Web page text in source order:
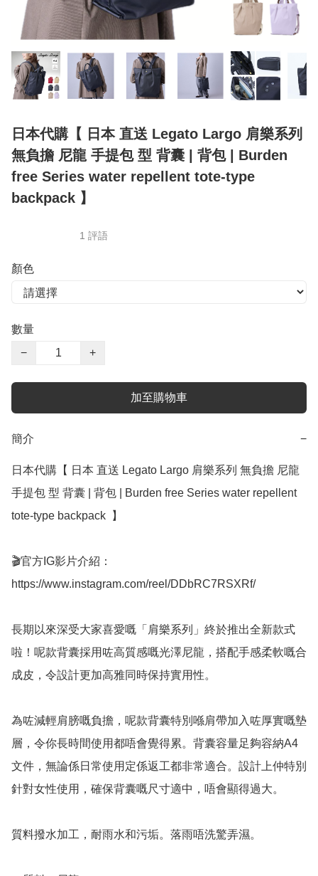
日本代購【 日本 直送 Legato Largo 肩樂系列
無負擔 尼龍 手提包 型 背囊 | 背包 | Burden
free Series water repellent tote-type
backpack 】
1 評語
顏色
數量
−
+
加至購物車
簡介 −
日本代購【 日本 直送 Legato Largo 肩樂系列 無負擔 尼龍
手提包 型 背囊 | 背包 | Burden free Series water repellent
tote-type backpack  】 ﻿
🎬官方IG影片介紹：
https://www.instagram.com/reel/DDbRC7RSXRf/
長期以來深受大家喜愛嘅「肩樂系列」終於推出全新款式
啦！呢款背囊採用咗高質感嘅光澤尼龍，搭配手感柔軟嘅合
成皮，令設計更加高雅同時保持實用性。
為咗減輕肩膀嘅負擔，呢款背囊特別喺肩帶加入咗厚實嘅墊
層，令你長時間使用都唔會覺得累。背囊容量足夠容納A4
文件，無論係日常使用定係返工都非常適合。設計上仲特別
針對女性使用，確保背囊嘅尺寸適中，唔會顯得過大。
質料撥水加工，耐雨水和污垢。落雨唔洗驚弄濕。